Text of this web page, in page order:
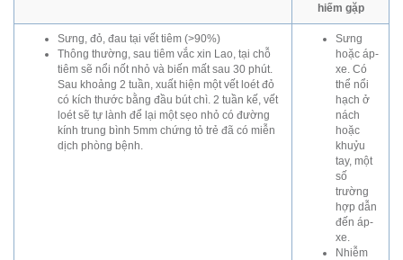
hiếm gặp
Sưng, đỏ, đau tại vết tiêm (>90%)
Thông thường, sau tiêm vắc xin Lao, tại chỗ
tiêm sẽ nổi nốt nhỏ và biến mất sau 30 phút.
Sau khoảng 2 tuần, xuất hiện một vết loét đỏ
có kích thước bằng đầu bút chì. 2 tuần kế, vết
loét sẽ tự lành để lại một sẹo nhỏ có đường
kính trung bình 5mm chứng tỏ trẻ đã có miễn
dịch phòng bệnh.
Sưng
hoặc áp-
xe. Có
thể nổi
hạch ở
nách
hoặc
khuỷu
tay, một
số
trường
hợp dẫn
đến áp-
xe.
Nhiễm